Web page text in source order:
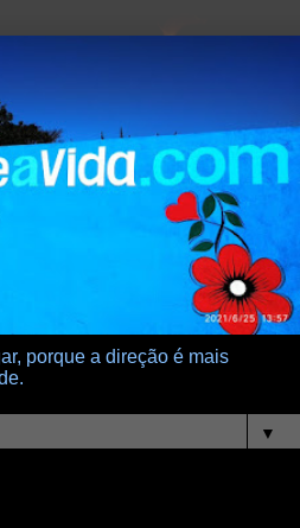
porque a direção é mais
▼